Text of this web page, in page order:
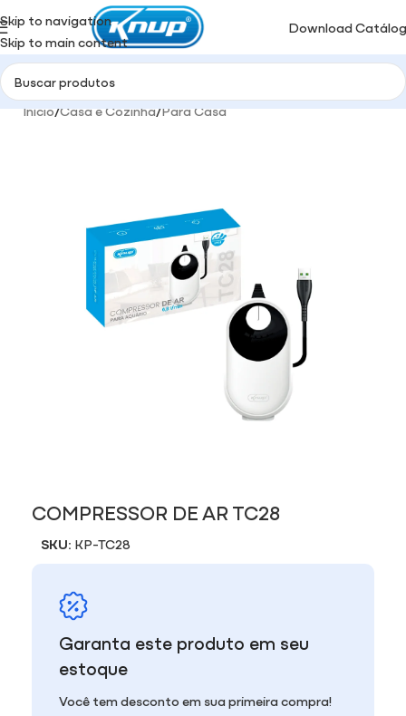
Skip to navigation
Skip to main content
Download
Início/Casa e Cozinha/Para Casa
COMPRESSOR DE AR TC28
SKU: KP-TC28
Garanta este produto em seu
estoque
Você tem desconto em sua primeira compra!